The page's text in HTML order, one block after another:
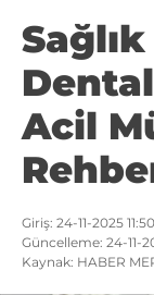
Acil
Giriş: 24-11-2025 11:50
Güncelleme: 24-11-
Kaynak: HABER